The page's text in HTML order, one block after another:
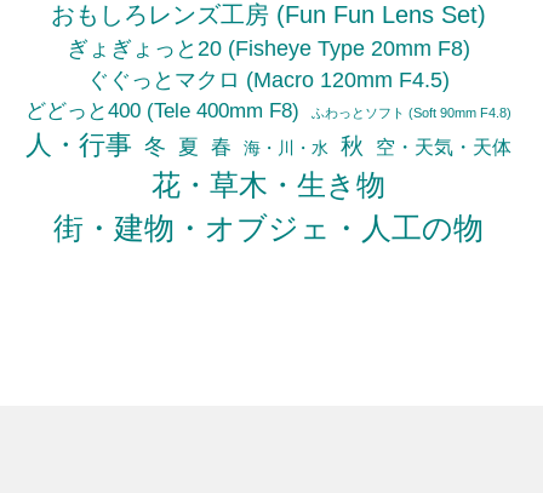
おもしろレンズ工房 (Fun Fun Lens Set)
ぎょぎょっと20 (Fisheye Type 20mm F8)
ぐぐっとマクロ (Macro 120mm F4.5)
どどっと400 (Tele 400mm F8) ふわっとソフト (Soft 90mm F4.8)
人・行事 冬 夏 春 海・川・水 秋 空・天気・天体
花・草木・生き物
街・建物・オブジェ・人工の物